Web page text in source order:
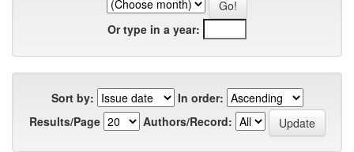
Or type in a year:
Sort by:
In order:
Results/Page
Authors/Record: